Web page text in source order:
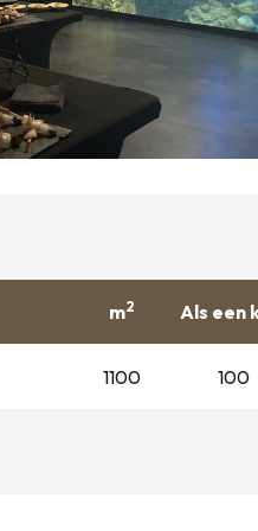
m2 Als een
1100 100